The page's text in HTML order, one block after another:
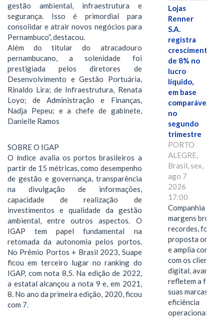
gestão ambiental, infraestrutura e
segurança. Isso é primordial para
consolidar e atrair novos negócios para
Pernambuco”, destacou.
Além do titular do atracadouro
pernambucano, a solenidade foi
prestigiada pelos diretores de
Desenvolvimento e Gestão Portuária,
Rinaldo Lira; de Infraestrutura, Renata
Loyo; de Administração e Finanças,
Nadja Pepeu; e a chefe de gabinete,
Danielle Ramos
SOBRE O IGAP
O índice avalia os portos brasileiros a
partir de 15 métricas, como desempenho
de gestão e governança, transparência
na divulgação de informações,
capacidade de realização de
investimentos e qualidade da gestão
ambiental, entre outros aspectos. O
IGAP tem papel fundamental na
retomada da autonomia pelos portos.
No Prêmio Portos + Brasil 2023, Suape
ficou em terceiro lugar no ranking do
IGAP, com nota 8,5. Na edição de 2022,
a estatal alcançou a nota 9 e, em 2021,
8. No ano da primeira edição, 2020, ficou
com 7.
Lojas
Renner
S.A.
registra
crescimento
de 8% no
lucro
líquido,
em base
comparável,
no
segundo
trimestre
PORTO
ALEGRE,
Brasil, sex,
ago 7
2026
17:00
Companhia
margens brutas
recordes,
proposta
e amplia
com os clientes
digital, avanços
refletem a força
suas marcas, a
eficiência
operacional e a